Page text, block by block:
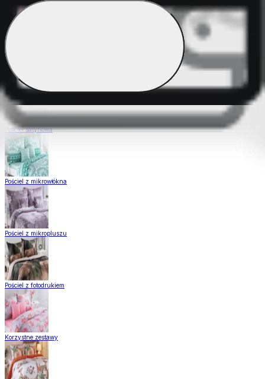
Pościel Dual Feel
Pościel z gładkiej bawełny
Pościel satynowa
Pościel z mikrowłókna
Pościel z mikropluszu
Pościel z fotodrukiem
Korzystne zestawy